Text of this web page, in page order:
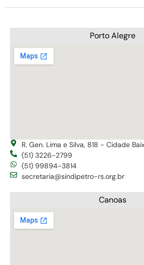
Porto Alegre
R. Gen. Lima e Silva, 818 - Cidade
(51) 3226-2799
(51) 99894-3814
secretaria@sindipetro-rs.org.br
Canoas